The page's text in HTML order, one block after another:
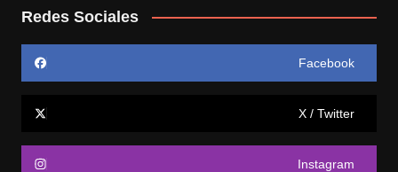
Redes Sociales
Facebook
X / Twitter
Instagram